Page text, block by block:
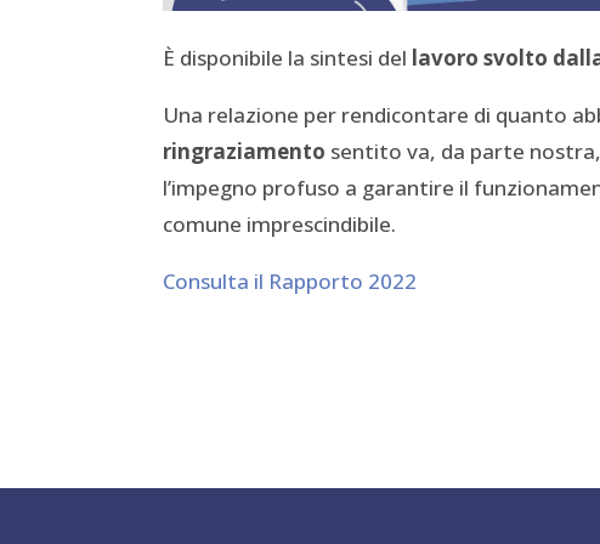
È disponibile la sintesi del lavoro svolto
Una relazione per rendicontare di quanto
ringraziamento sentito va, da parte
l’impegno profuso a garantire il
comune imprescindibile.
Consulta il Rapporto 2022